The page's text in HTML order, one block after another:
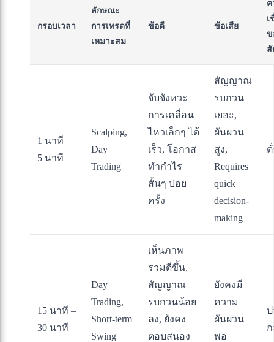
กรอบเวลา
ลักษณะ
การเทรดที่
เหมาะสม
ข้อดี ข้อเสีย
ค
เ
ข
1 นาที –
5 นาที
Scalping,
Day
Trading
จับจังหวะ
การเคลื่อน
ไหวเล็กๆ ได้
เร็ว, โอกาส
ทำกำไร
สั้นๆ บ่อย
ครั้ง
สัญญาณ
รบกวน
เยอะ,
ผันผวน
สูง,
Requires
quick
decision-
making
15 นาที –
30 นาที
Day
Trading,
Short-term
Swing
เห็นภาพ
รวมดีขึ้น,
สัญญาณ
รบกวนน้อย
ลง, ยังคง
ตอบสนอง
ยังคงมี
ความ
ผันผวน
พอ